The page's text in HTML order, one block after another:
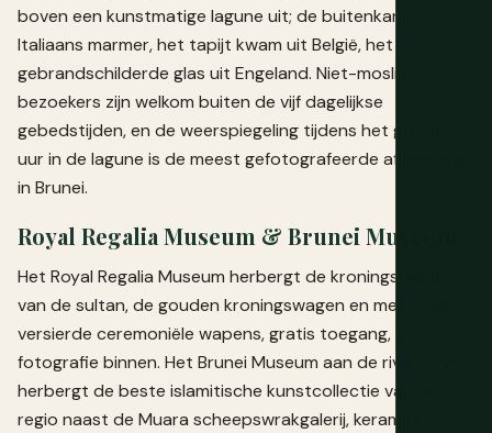
boven een kunstmatige lagune uit; de buitenkant is
Italiaans marmer, het tapijt kwam uit België, het
gebrandschilderde glas uit Engeland. Niet-moslim
bezoekers zijn welkom buiten de vijf dagelijkse
gebedstijden, en de weerspiegeling tijdens het gouden
uur in de lagune is de meest gefotografeerde afbeelding
in Brunei.
Royal Regalia Museum & Brunei Museum
Het Royal Regalia Museum herbergt de kroningsregalia
van de sultan, de gouden kroningswagen en met juwelen
versierde ceremoniële wapens, gratis toegang, geen
fotografie binnen. Het Brunei Museum aan de rivieroever
herbergt de beste islamitische kunstcollectie van de
regio naast de Muara scheepswrakgalerij, keramiek